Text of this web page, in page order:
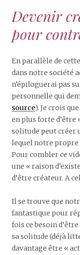
Devenir
pour
En parallèle de
dans notre société
n’épiloguerai pas
personnelle qui
source). Je crois
en plus forte d’être
solitude peut créer
lequel notre propre
Pour combler ce
une « raison
d’être créateur. A
Il se trouve que
fantastique pour
fois ce besoin
sa solitude (déjà
davantage être «